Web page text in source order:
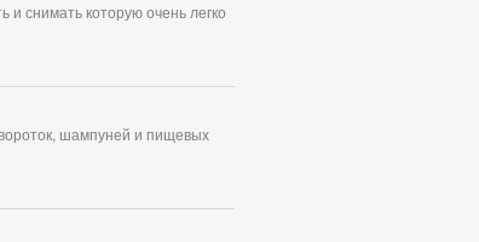
снимать которую очень легко
шампуней и пищевых